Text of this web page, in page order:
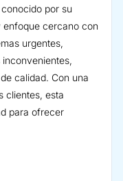
por su
enfoque cercano con
urgentes,
calidad. Con una
clientes, esta
para ofrecer